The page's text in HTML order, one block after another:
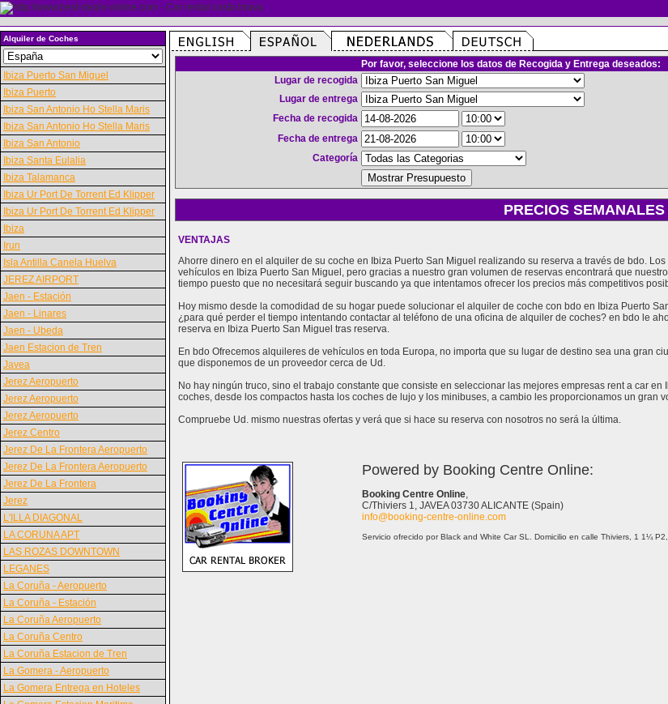
Alquiler de Coches
Ibiza Puerto San Miguel
Ibiza Puerto
Ibiza San Antonio Ho Stella Maris
Ibiza San Antonio Ho Stella Maris
Ibiza San Antonio
Ibiza Santa Eulalia
Ibiza Talamanca
Ibiza Ur Port De Torrent Ed Klipper
Ibiza Ur Port De Torrent Ed Klipper
Ibiza
Irun
Isla Antilla Canela Huelva
JEREZ AIRPORT
Jaen - Estación
Jaen - Linares
Jaen - Ubeda
Jaen Estacion de Tren
Javea
Jerez Aeropuerto
Jerez Aeropuerto
Jerez Aeropuerto
Jerez Centro
Jerez De La Frontera Aeropuerto
Jerez De La Frontera Aeropuerto
Jerez De La Frontera
Jerez
L'ILLA DIAGONAL
LA CORUNA APT
LAS ROZAS DOWNTOWN
LEGANES
La Coruña - Aeropuerto
La Coruña - Estación
La Coruña Aeropuerto
La Coruña Centro
La Coruña Estacion de Tren
La Gomera - Aeropuerto
La Gomera Entrega en Hoteles
Por favor, seleccione los datos de Recogida y Entrega deseados:
Lugar de recogida
Lugar de entrega
Fecha de recogida
Fecha de entrega
Categoría
PRECIOS SEMANALES
VENTAJAS
Ahorre dinero en el alquiler de su coche en Ibiza Puerto San Miguel realizando su reserva a través de bdo.
vehículos en Ibiza Puerto San Miguel, pero gracias a nuestro gran volumen de reservas encontrará que
tiempo puesto que no necesitará seguir buscando ya que intentamos ofrecer los precios más competitivos
Hoy mismo desde la comodidad de su hogar puede solucionar el alquiler de coche con bdo en Ibiza Puerto
¿para qué perder el tiempo intentando contactar al teléfono de una oficina de alquiler de coches? en bdo le
reserva en Ibiza Puerto San Miguel tras reserva.
En bdo Ofrecemos alquileres de vehículos en toda Europa, no importa que su lugar de destino sea una gran
que disponemos de un proveedor cerca de Ud.
No hay ningún truco, sino el trabajo constante que consiste en seleccionar las mejores empresas rent a car
coches, desde los compactos hasta los coches de lujo y los minibuses, a cambio les proporcionamos un gran
Compruebe Ud. mismo nuestras ofertas y verá que si hace su reserva con nosotros no será la última.
Powered by Booking Centre Online:
Booking Centre Online,
C/Thiviers 1, JAVEA 03730 ALICANTE (Spain)
info@booking-centre-online.com
Servicio ofrecido por Black and White Car SL. Domicilio en calle Thiviers, 1 1¼